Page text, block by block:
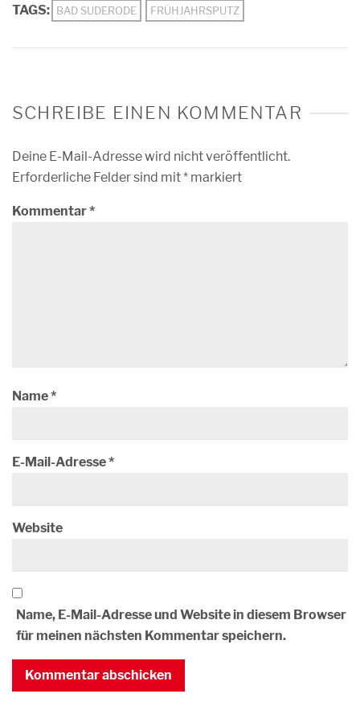
TAGS: BAD SUDERODE FRÜHJAHRSPUTZ
SCHREIBE EINEN KOMMENTAR
Deine E-Mail-Adresse wird nicht veröffentlicht.
Erforderliche Felder sind mit* markiert
Kommentar*
Name*
E-Mail-Adresse*
Website
Name, E-Mail-Adresse und Website in diesem Browser
für meinen nächsten Kommentar speichern.